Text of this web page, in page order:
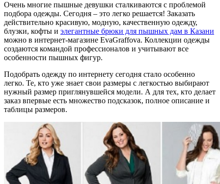
Очень многие пышные девушки сталкиваются с проблемой
подбора одежды. Сегодня – это легко решается! Заказать
действительно красивую, модную, качественную одежду,
блузки, кофты и элегантные брюки для пышных дам в Казани
можно в интернет-магазине EvaGraffova. Коллекции одежды
создаются командой профессионалов и учитывают все
особенности пышных фигур.
Подобрать одежду по интернету сегодня стало особенно
легко. Те, кто уже знает свои размеры с легкостью выбирают
нужный размер приглянувшейся модели. А для тех, кто делает
заказ впервые есть множество подсказок, полное описание и
таблицы размеров.